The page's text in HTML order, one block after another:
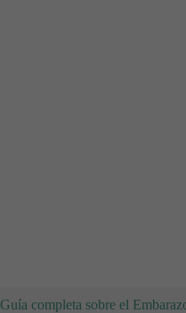
Guía completa sobre el